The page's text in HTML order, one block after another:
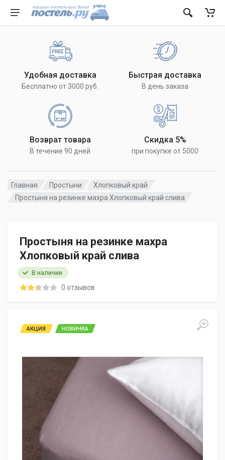
Удобная доставка
Бесплатно от 3000 руб.
Быстрая доставка
В день заказа
Возврат товара
В течение 90 дней
Скидка 5%
при покупке от 5000
Главная Простыни
Хлопковый край
Простыня на резинке махра Хлопковый край слива
АКЦИЯ НОВИНКА
Простыня на резинке махра
Хлопковый край слива
0 отзывов
В наличии